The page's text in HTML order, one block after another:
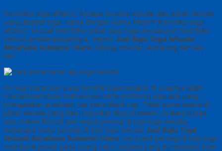
Konveksi toga alfairuz. kenapa busana wisuda atau jubah wisuda
yang disebut toga, sama dengan warna hitam? Konveksi toga
alfairuz, kecuali membikin jubah atau toga wisuda pun membikin
semua pendampingannya, seperti Jual Baju Toga Wisuda
Minahasa Sulawesi Utara, tabung wisuda, slempang dan lain-
lain.
Di negri barat topi yang bersifat bujursangkar di ucapnya ialah
mortarboard (topi mahasiswa serta profesor) juga ada yang
mengatakan graduate cap serta black cap. Tidak cuma warna di
jubah wisuda yang bikin sejumlah filosofi dalam, nyatanya juga
ada makna filosofi dari wujud persegi di topi toga wisuda.
Beberapa sudut persegi di topi toga wisuda Jual Baju Toga
Wisuda Minahasa Sulawesi Utara. sisi pojok persegi di topi toga
memberik pesan pada orang calon sarjana yang di menuntut buat